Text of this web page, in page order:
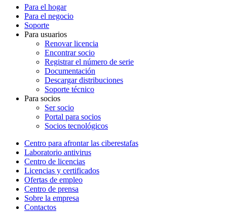
Para el hogar
Para el negocio
Soporte
Para usuarios
Renovar licencia
Encontrar socio
Registrar el número de serie
Documentación
Descargar distribuciones
Soporte técnico
Para socios
Ser socio
Portal para socios
Socios tecnológicos
Centro para afrontar las ciberestafas
Laboratorio antivirus
Centro de licencias
Licencias y certificados
Ofertas de empleo
Centro de prensa
Sobre la empresa
Contactos